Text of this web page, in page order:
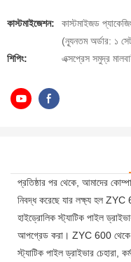
কাস্টমাইজেশন:
কাস্টমাইজড
(ন্যূনতম অর্ডার: ১
শিপিং:
এক্সপ্রেস সমুদ্র
প্রতিষ্ঠার পর থেকে, আমাদের
নিবদ্ধ করেছে যার লক্ষ্য হল
হাইড্রোলিক স্ট্যাটিক পাইল
আপগ্রেড করা। ZYC 600 থেকে
স্ট্যাটিক পাইল ড্রাইভার চেহারা,